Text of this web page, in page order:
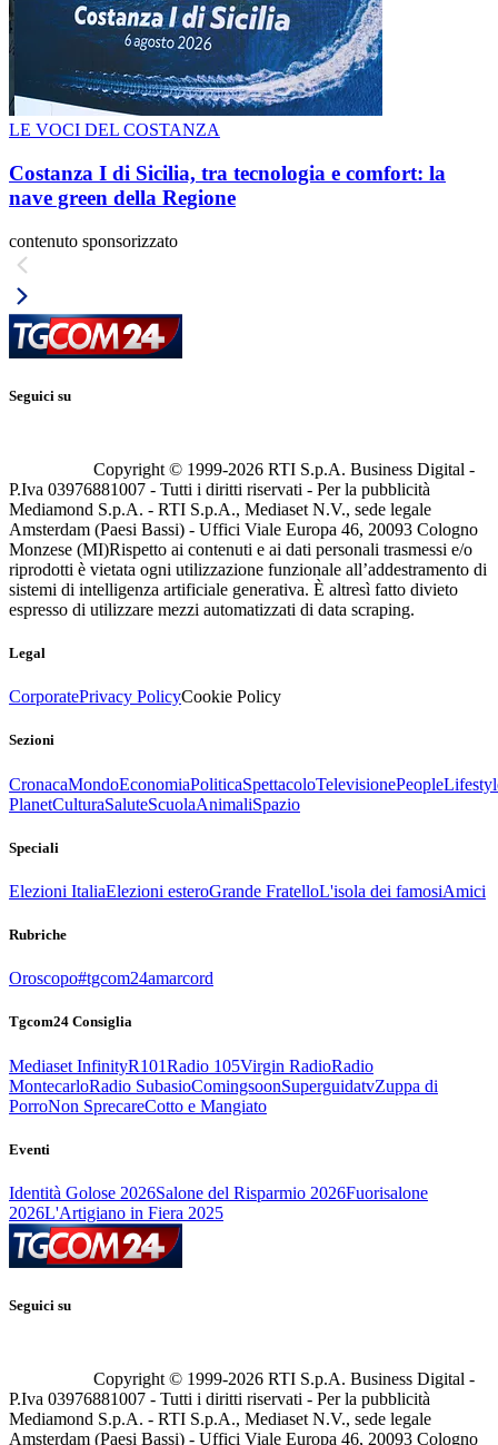
LE VOCI DEL COSTANZA
Costanza I di Sicilia, tra tecnologia e comfort: la
nave green della Regione
contenuto sponsorizzato
Seguici su
Copyright © 1999-2026 RTI S.p.A. Business Digital -
P.Iva 03976881007 - Tutti i diritti riservati - Per la pubblicità
Mediamond S.p.A. - RTI S.p.A., Mediaset N.V., sede legale
Amsterdam (Paesi Bassi) - Uffici Viale Europa 46, 20093 Cologno
Monzese (MI)Rispetto ai contenuti e ai dati personali trasmessi e/o
riprodotti è vietata ogni utilizzazione funzionale all’addestramento di
sistemi di intelligenza artificiale generativa. È altresì fatto divieto
espresso di utilizzare mezzi automatizzati di data scraping.
Legal
CorporatePrivacy PolicyCookie Policy
Sezioni
CronacaMondoEconomiaPoliticaSpettacoloTelevisionePeople
PlanetCulturaSaluteScuolaAnimaliSpazio
Speciali
Elezioni ItaliaElezioni esteroGrande FratelloL'isola dei famosiAmici
Rubriche
Oroscopo#tgcom24amarcord
Tgcom24 Consiglia
Mediaset InfinityR101Radio 105Virgin RadioRadio
MontecarloRadio SubasioComingsoonSuperguidatvZuppa di
PorroNon SprecareCotto e Mangiato
Eventi
Identità Golose 2026Salone del Risparmio 2026Fuorisalone
2026L'Artigiano in Fiera 2025
Seguici su
Copyright © 1999-2026 RTI S.p.A. Business Digital -
P.Iva 03976881007 - Tutti i diritti riservati - Per la pubblicità
Mediamond S.p.A. - RTI S.p.A., Mediaset N.V., sede legale
Amsterdam (Paesi Bassi) - Uffici Viale Europa 46, 20093 Cologno